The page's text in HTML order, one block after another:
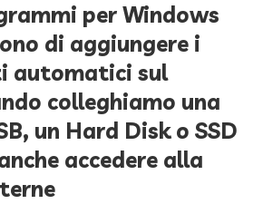
per Windows
di aggiungere i
automatici sul
colleghiamo una
un Hard Disk o SSD
accedere alla